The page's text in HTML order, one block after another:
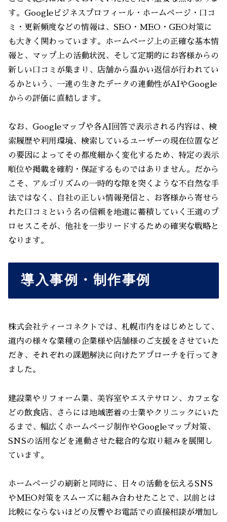
す。Googleビジネスプロフィール・ホームページ・口コ
ミ・更新頻度などの情報は、SEO・MEO・GEO対策に
も大きく関わっています。ホームページ上の正確な基本情
報と、マップ上の活動状況、そして定期的にお客様からの
新しい口コミが集まり、店舗から温かい返信が行われてい
るかという、一連の生きたデータの連動性がAIやGoogle
からの評価に直結します。
なお、Googleマップや各AI回答で表示される内容は、検
索履歴や利用環境、検索しているユーザーの現在位置など
の要因によってその都度細かく変化するため、特定の表示
順位や掲載を確約・保証するものではありません。だから
こそ、アルゴリズムの一時的な隙を突くような不自然な手
法ではなく、自社の正しい情報発信と、お客様から寄せら
れた口コミという名の信頼を地道に蓄積していく王道のプ
ロセスこそが、他社を一歩リードするための確実な戦略と
なります。
導入事例・制作事例
株式会社ティーコネクトでは、札幌市内をはじめとして、
道内の様々な業種の企業様や店舗様のご支援をさせていた
だき、それぞれの課題解決に向けたアプローチを行ってき
ました。
建設業やリフォーム業、美容室やエステサロン、カフェな
どの飲食店、さらには地域密着の士業やクリニックにいた
るまで、幅広くホームページ制作やGoogleマップ対策、
SNSの活用などを連動させた総合的な取り組みを展開し
ています。
ホームページの刷新と同時に、日々の活動を伝えるSNS
やMEO対策をスムーズに組み合わせたことで、以前とは
比較にならないほどの反響やお電話での直接相談が増加し